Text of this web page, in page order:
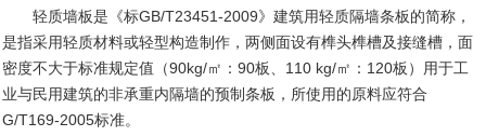
轻质墙板是《标GB/T23451-2009》建筑用轻质隔墙条板的简称，
是指采用轻质材料或轻型构造制作，两侧面设有榫头榫槽及接缝槽，面
密度不大于标准规定值（90kg/㎡：90板、 110 kg/㎡： 120板）用于工
业与民用建筑的非承重内隔墙的预制条板，所使用的原料应符合
G/T169-2005标准。